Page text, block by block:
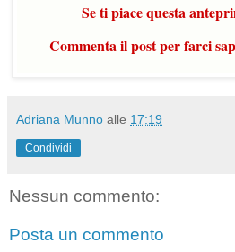
Se ti piace questa
Commenta il post per farci
Adriana Munno alle 17:19
Condividi
Nessun commento:
Posta un commento